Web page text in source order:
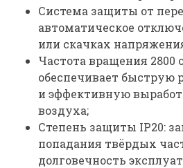
Система защиты от
автоматическое
или скачках
Частота вращения 2800
обеспечивает быструю
и эффективную
воздуха;
Степень защиты IP20:
попадания твёрдых
долговечность